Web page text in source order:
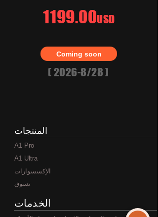
1199.00USD
Coming soon
( 2026-8/28 )
المنتجات
A1 Pro
A1 Ultra
الإكسسوارات
تسوق
الخدمات